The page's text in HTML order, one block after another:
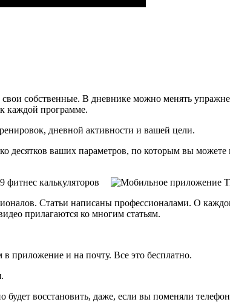
собственные. В дневнике можно менять
каждой программе.
дневной активности и вашей цели.
десятков ваших параметров, по которым вы
Статьи написаны профессионалами. О
прилагаются ко многим статьям.
приложение и на почту. Все это бесплатно.
восстановить, даже, если вы поменяли